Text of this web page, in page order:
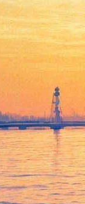
Riot Days: The
группы
Первый
насайте
и пятью
от 12
сценарист